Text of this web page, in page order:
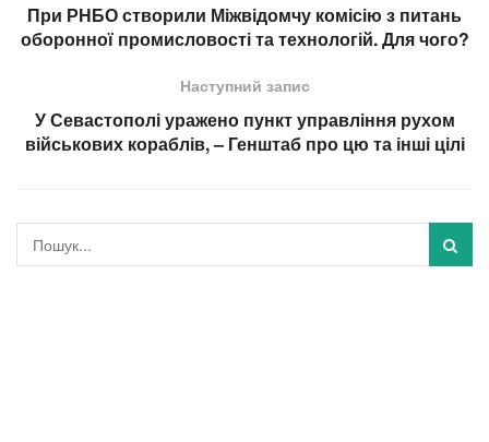
При РНБО створили Міжвідомчу комісію з питань
оборонної промисловості та технологій. Для чого?
Наступний запис
У Севастополі уражено пункт управління рухом
військових кораблів, – Генштаб про цю та інші цілі